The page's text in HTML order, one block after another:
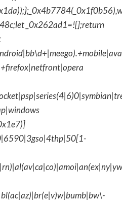
_0x262ad1=![];return